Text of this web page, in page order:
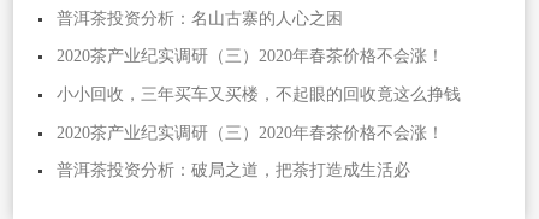
普洱茶投资分析：名山古寨的人心之困
2020茶产业纪实调研（三）2020年春茶价格不会涨！
小小回收，三年买车又买楼，不起眼的回收竟这么挣钱
2020茶产业纪实调研（三）2020年春茶价格不会涨！
普洱茶投资分析：破局之道，把茶打造成生活必